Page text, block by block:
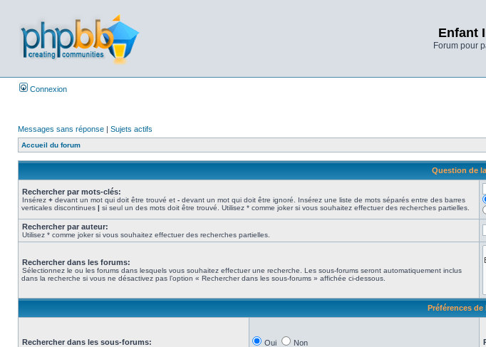
Enfant
Forum pour
Connexion
Messages sans réponse | Sujets actifs
Accueil du forum
Question de
Rechercher par mots-clés:
Insérez + devant un mot qui doit être trouvé et - devant un mot qui doit être ignoré. Insérez une liste de mots séparés entre des barres
verticales discontinues | si seul un des mots doit être trouvé. Utilisez * comme joker si vous souhaitez effectuer des recherches partielles.
Rechercher par auteur:
Utilisez * comme joker si vous souhaitez effectuer des recherches partielles.
Rechercher dans les forums:
Sélectionnez le ou les forums dans lesquels vous souhaitez effectuer une recherche. Les sous-forums seront automatiquement inclus
dans la recherche si vous ne désactivez pas l’option « Rechercher dans les sous-forums » affichée ci-dessous.
Préférences de
Rechercher dans les sous-forums: Oui Non